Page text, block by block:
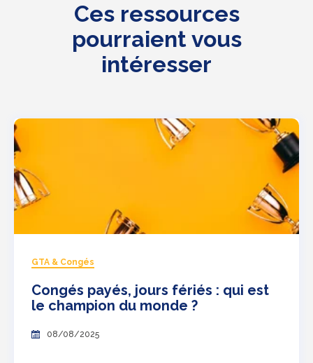
Ces ressources
pourraient vous
intéresser
GTA & Congés
Congés payés, jours fériés : qui est
le champion du monde ?
08/08/2025